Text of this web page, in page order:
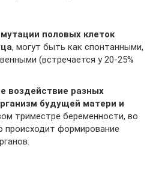
половых клеток
, могут быть как спонтанными,
(встречается у 20-25%
воздействие разных
будущей матери и
триместре беременности, во
происходит формирование